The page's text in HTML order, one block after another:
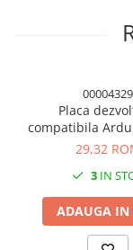
00004329
Placa
compatibila
V3 ATMEGA 328P
29,32
3IN
ADAUGA IN